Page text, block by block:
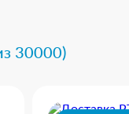
30000)